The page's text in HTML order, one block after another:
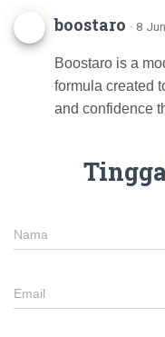
boostaro · 8
Boostaro is a
formula created
and confidence
Nama
Email